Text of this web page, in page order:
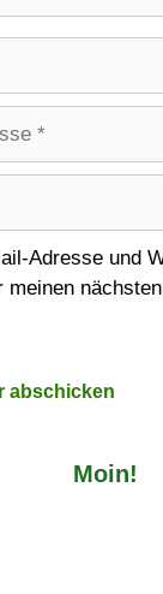
Adresse und
meinen
Moin!